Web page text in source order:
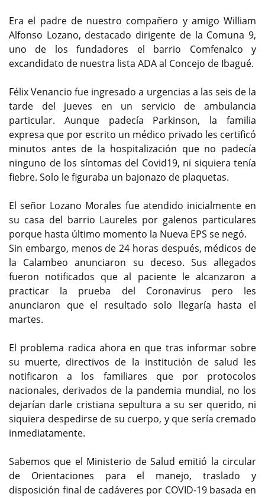
Era el padre de nuestro compañero y amigo William
Alfonso Lozano, destacado dirigente de la Comuna 9,
uno de los fundadores el barrio Comfenalco y
excandidato de nuestra lista ADA al Concejo de Ibagué.
Félix Venancio fue ingresado a urgencias a las seis de la
tarde del jueves en un servicio de ambulancia
particular. Aunque padecía Parkinson, la familia
expresa que por escrito un médico privado les certificó
minutos antes de la hospitalización que no padecía
ninguno de los síntomas del Covid19, ni siquiera tenía
fiebre. Solo le figuraba un bajonazo de plaquetas.
El señor Lozano Morales fue atendido inicialmente en
su casa del barrio Laureles por galenos particulares
porque hasta último momento la Nueva EPS se negó.
Sin embargo, menos de 24 horas después, médicos de
la Calambeo anunciaron su deceso. Sus allegados
fueron notificados que al paciente le alcanzaron a
practicar la prueba del Coronavirus pero les
anunciaron que el resultado solo llegaría hasta el
martes.
El problema radica ahora en que tras informar sobre
su muerte, directivos de la institución de salud les
notificaron a los familiares que por protocolos
nacionales, derivados de la pandemia mundial, no los
dejarían darle cristiana sepultura a su ser querido, ni
siquiera despedirse de su cuerpo, y que sería cremado
inmediatamente.
Sabemos que el Ministerio de Salud emitió la circular
de Orientaciones para el manejo, traslado y
disposición final de cadáveres por COVID-19 basada en